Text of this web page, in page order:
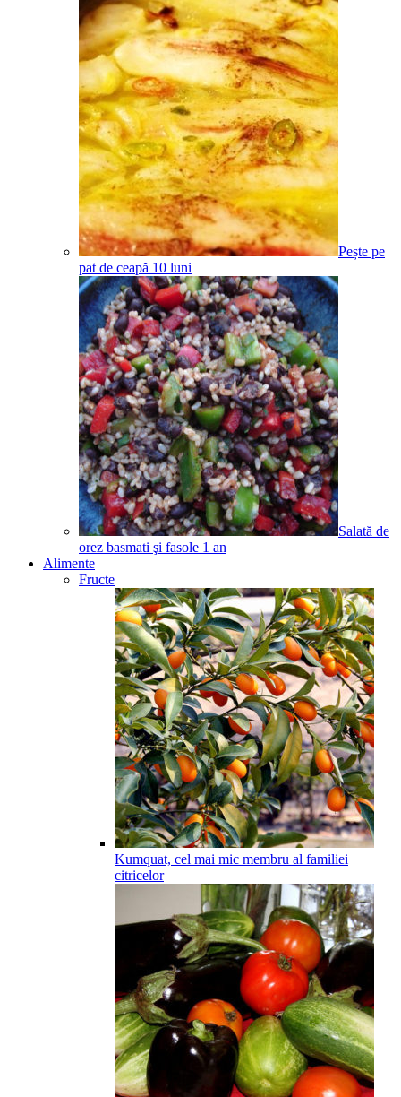
Pește pe
pat de ceapă 10 luni
Salată de
orez basmati şi fasole 1 an
Alimente
Fructe
Kumquat, cel mai mic membru al familiei
citricelor